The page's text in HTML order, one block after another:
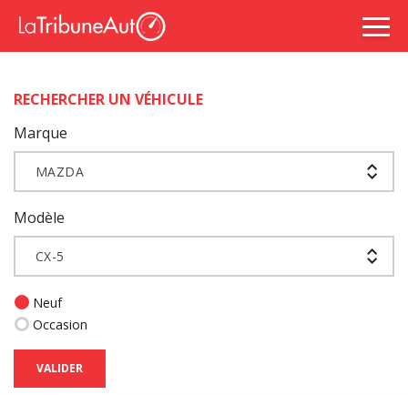
RECHERCHER UN VÉHICULE
Marque
MAZDA
Modèle
CX-5
Neuf
Occasion
VALIDER